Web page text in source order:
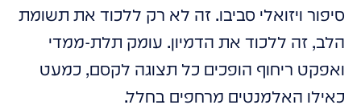
סיפור ויזואלי סביבו. זה לא רק ללכוד את תשומת
הלב, זה ללכוד את הדמיון. עומק תלת-ממדי
ואפקט ריחוף הופכים כל תצוגה לקסם, כמעט
כאילו האלמנטים מרחפים בחלל.